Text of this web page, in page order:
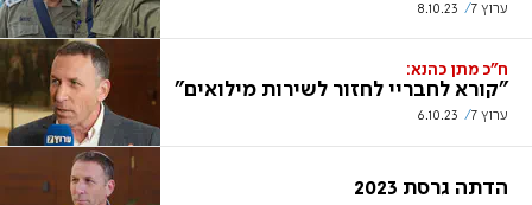
ערוץ 7 8.10.23
ח"כ מתן כהנא:
"קורא לחבריי לחזור לשירות מילואים"
ערוץ 7 6.10.23
הדתה גרסת 2023